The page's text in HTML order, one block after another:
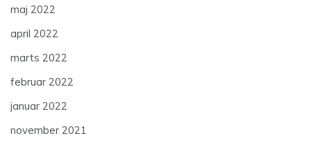
maj 2022
april 2022
marts 2022
februar 2022
januar 2022
november 2021